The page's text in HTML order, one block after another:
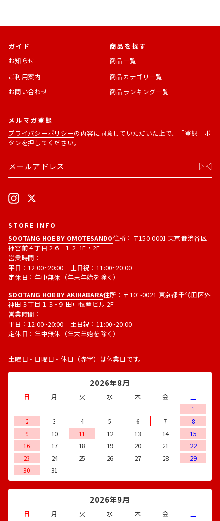
ガイド
お知らせ
ご利用案内
お問い合わせ
商品を探す
商品一覧
商品カテゴリ一覧
商品ランキング一覧
メルマガ登録
プライバシーポリシーの内容に同意していただいた上で、「登録」ボ
タンを押してください。
ー
レ
ス
読
Instagram
STORE INFO
SOOTANG HOBBY OMOTESANDO住所：〒150-0001 東京都渋谷区
神宮前４丁目２６−１２ 1F・2F
営業時間：
平日：12:00~20:00 土日祝：11:00~20:00
定休日：年中無休（年末年始を除く）
SOOTANG HOBBY AKIHABARA住所：〒101-0021 東京都千代田区外
神田３丁目１３−９ 田中恒産ビル 2F
営業時間：
平日：12:00~20:00 土日祝：11:00~20:00
定休日：年中無休（年末年始を除く）
土曜日・日曜日・休日（赤字）は休業日です。
2026年8月
日 月 火 水 木 金
土
1
2
3 4 5 6 7
8
9
10 11 12 13 14
15
16
17 18 19 20 21
22
23
24 25 26 27 28
29
30
31
2026年9月
日 月 火 水 木 金 土